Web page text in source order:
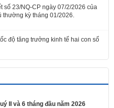
23/NQ-CP ngày 07/2/2026 của
kỳ tháng 01/2026.
độ tăng trưởng kinh tế hai con số
II và 6 tháng đầu năm 2026